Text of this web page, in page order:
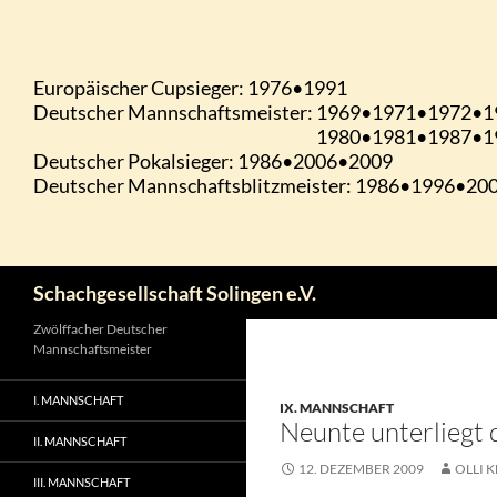
Schachgesellschaft Solingen e.V.
IX. MANNSCHAFT
Neunte unterliegt
12. DEZEMBER 2009 OLLI
Zwölffacher Deutscher
Mannschaftsmeister
I. MANNSCHAFT
II. MANNSCHAFT
III. MANNSCHAFT